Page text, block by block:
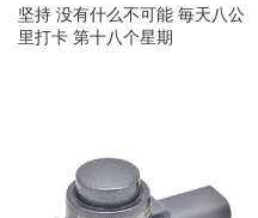
坚持 没有什么不可能 毎天八公
里打卡 第十八个星期